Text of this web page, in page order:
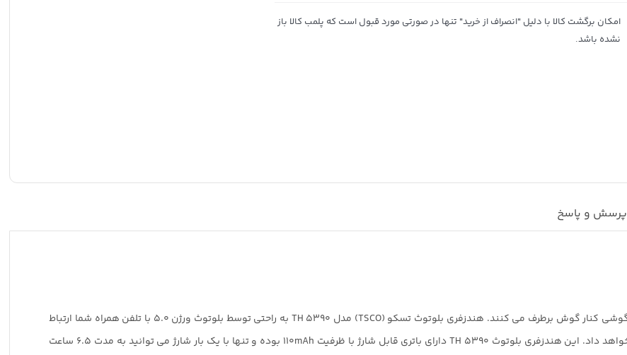
امکان برگشت کالا با دلیل "انصراف از خرید" تنها در صورتی مورد قبول است که پلمب کالا باز
نشده باشد.
پرسش و پاسخ
هندزفری ها از جمله وسایلی هستند که نیاز کاربر را به نگه داشتن گوشی کنار گوش برطرف می کنند. هندزفری بلوتوث تسکو (TSCO) مدل TH 5390 به راحتی توسط بلوتوث ورژن 5.0 با تلفن همراه شما ارتباط
برقرار کرده و مکالمه ای با کیفیت صدای عالی را در اختیار شما قرار خواهد داد. این هندزفری بلوتوث TH 5390 دارای باتری قابل شارژ با ظرفیت 110mAh بوده و تنها با یک بار شارژ می توانید به مدت 6.5 ساعت